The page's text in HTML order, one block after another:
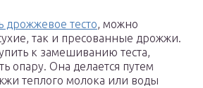
дрожжевое тесто, можно
так и пресованные дрожжи.
к замешиванию теста,
опару. Она делается путем
теплого молока или воды